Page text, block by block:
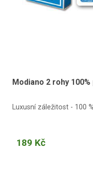
Modiano 2 rohy
Luxusní záležitost - 100
189 Kč